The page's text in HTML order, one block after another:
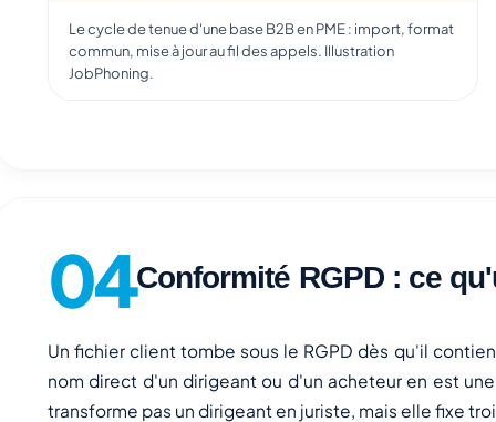
Le cycle de tenue d'une base B2B en PME : import, format
commun, mise à jour au fil des appels. Illustration
JobPhoning.
Conformité RGPD : ce
Un fichier client tombe sous le RGPD dès qu'il
nom direct d'un dirigeant ou d'un acheteur en est
transforme pas un dirigeant en juriste, mais elle fixe